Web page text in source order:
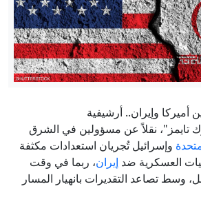
الهجوم الأوكراني على بيلغورود
إخماد حريق في منشأة تابعة
لأرامكو في جازان
بعد 5 أشهر في الظل.. إيران تنشر أول
مامداني، صدمة عبد الصيد: «إيباك»
دولار وتخسر رغم ذلك
أميركا وإيران.. أرشيفية
نقلاً عن مسؤولين في الشرق
وإسرائيل تُجريان استعدادات مكثفة
العسكرية ضد إيران، ربما في وقت
وسط تصاعد التقديرات بانهيار المسار